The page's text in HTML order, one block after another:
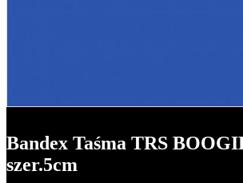
Bandex Taśma TRS
szer.5cm